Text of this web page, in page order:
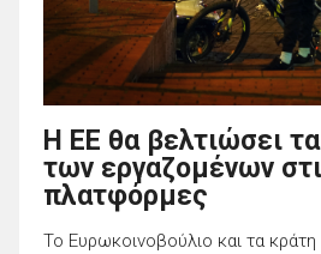
Η ΕΕ θα βελτιώσει
των εργαζομένων
πλατφόρμες
Το Ευρωκοινοβούλιο και τα